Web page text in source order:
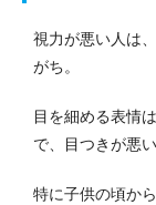
視力が悪い人は
がち。
目を細める表情は
で、目つきが悪
特に子供の頃か